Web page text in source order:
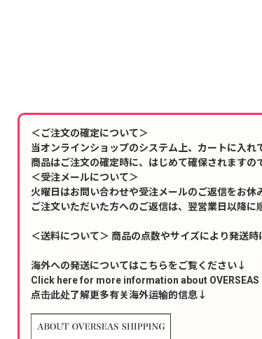
＜ご注文の確定について＞
当オンラインショップのシステム上、カートに入れ
商品はご注文の確定時に、はじめて確保されますの
＜受注メールについて＞
火曜日はお問い合わせや受注メールのご返信をお休
ご注文いただいた方へのご返信は、翌営業日以降に
＜送料について＞ 商品の点数やサイズにより発送
海外への発送についてはこちらをご覧ください↓
Click here for more information about OVERSEAS
点击此处了解更多有关海外运输的信息↓